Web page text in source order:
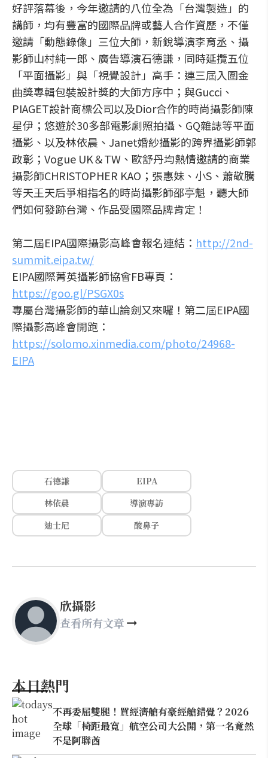
好評落幕後，今年邀請的八位全為「台灣製造」的
講師，均有豐富的國際品牌或藝人合作資歷，不僅
邀請「動態錄像」三位大師，新銳導演李育丞、攝
影師山村純一郎、廣告導演石德謙，同時延攬五位
「平面攝影」與「視覺設計」高手：連三屆入圍金
曲獎專輯包裝設計獎的大師方序中；與Gucci、
PIAGET設計商標公司以及Dior合作的時尚攝影師陳
星伊；悠遊於30多部電影劇照拍攝、GQ雜誌等平面
攝影、以及林依晨、Janet婚紗攝影的跨界攝影師郭
政彰；Vogue UK＆TW、歐舒丹均熱情邀請的商業
攝影師CHRISTOPHER KAO；張惠妹、小S、蕭敬騰
等天王天后爭相指名的時尚攝影師邵亭魁，聽大師
們如何發跡台灣、作品受國際品牌肯定！
第二屆EIPA國際攝影高峰會報名連結： http://2nd-
summit.eipa.tw/
EIPA國際菁英攝影師協會FB專頁：
https://goo.gl/PSGX0s
專屬台灣攝影師的華山論劍又來囉！第二屆EIPA國
際攝影高峰會開跑：
https://solomo.xinmedia.com/photo/24968-
EIPA
石德謙
EIPA
林依晨
導演專訪
迪士尼
酸鼻子
欣攝影
查看所有文章
本日熱門
不再委屈雙腿！買經濟艙有豪經艙錯覺？2026
全球「椅距最寬」航空公司大公開，第一名竟然
不是阿聯酋